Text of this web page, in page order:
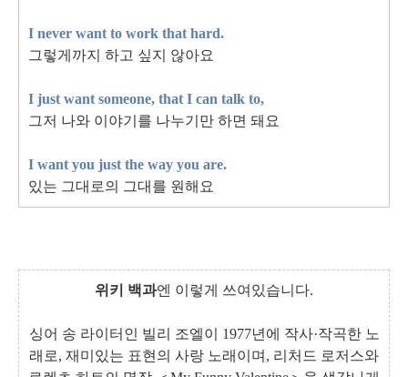
I never want to work that hard.
그렇게까지 하고 싶지 않아요
I just want someone, that I can talk to,
그저 나와 이야기를 나누기만 하면 돼요
I want you just the way you are.
있는 그대로의 그대를 원해요
위키 백과엔 이렇게 쓰여있습니다.
싱어 송 라이터인 빌리 조엘이 1977년에 작사·작곡한 노
래로, 재미있는 표현의 사랑 노래이며, 리처드 로저스와